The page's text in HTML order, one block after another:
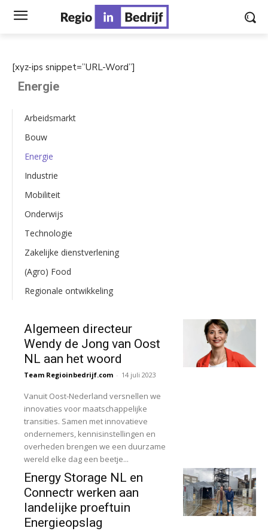
[xyz-ips snippet=”URL-Word”]
Energie
Arbeidsmarkt
Bouw
Energie
Industrie
Mobiliteit
Onderwijs
Technologie
Zakelijke dienstverlening
(Agro) Food
Regionale ontwikkeling
Algemeen directeur
Wendy de Jong van Oost
NL aan het woord
Team Regioinbedrijf.com - 14 juli 2023
Vanuit Oost-Nederland versnellen we
innovaties voor maatschappelijke
transities. Samen met innovatieve
ondernemers, kennisinstellingen en
overheden brengen we een duurzame
wereld elke dag een beetje...
Energy Storage NL en
Connectr werken aan
landelijke proeftuin
Energieopslag